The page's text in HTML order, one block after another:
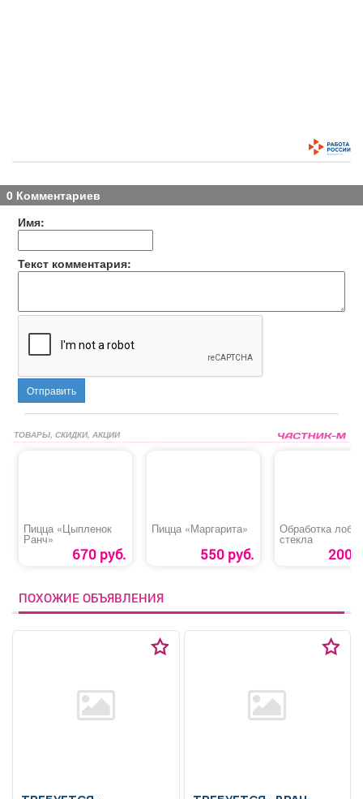
0 Комментариев
Имя:
Текст комментария:
Отправить
ТОВАРЫ, СКИДКИ, АКЦИИ
Пицца «Цыпленок
Ранч»
670 руб.
Пицца «Маргарита»
550 руб.
Обработка
стекла
200
ПОХОЖИЕ ОБЪЯВЛЕНИЯ